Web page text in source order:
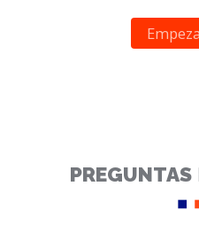
PREGUNTAS